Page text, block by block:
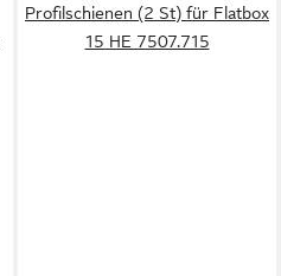
Profilschienen (2 St) für Flatbox
15 HE 7507.715